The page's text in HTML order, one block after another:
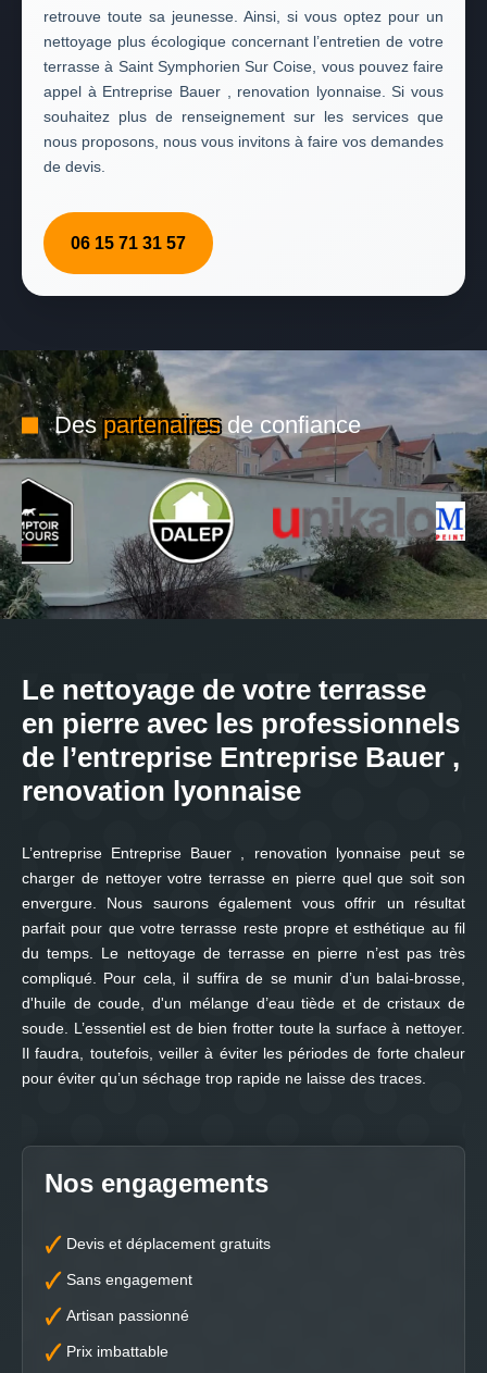
retrouve toute sa jeunesse. Ainsi, si vous optez pour un
nettoyage plus écologique concernant l’entretien de votre
terrasse à Saint Symphorien Sur Coise, vous pouvez faire
appel à Entreprise Bauer , renovation lyonnaise. Si vous
souhaitez plus de renseignement sur les services que
nous proposons, nous vous invitons à faire vos demandes
de devis.
06 15 71 31 57
Despartenairesde confiance
Le nettoyage de votre terrasse
en pierre avec les professionnels
de l’entreprise Entreprise Bauer ,
renovation lyonnaise
L’entreprise Entreprise Bauer , renovation lyonnaise peut se
charger de nettoyer votre terrasse en pierre quel que soit son
envergure. Nous saurons également vous offrir un résultat
parfait pour que votre terrasse reste propre et esthétique au fil
du temps. Le nettoyage de terrasse en pierre n’est pas très
compliqué. Pour cela, il suffira de se munir d’un balai-brosse,
d'huile de coude, d'un mélange d’eau tiède et de cristaux de
soude. L’essentiel est de bien frotter toute la surface à nettoyer.
Il faudra, toutefois, veiller à éviter les périodes de forte chaleur
pour éviter qu’un séchage trop rapide ne laisse des traces.
Nos engagements
Devis et déplacement gratuits
Sans engagement
Artisan passionné
Prix imbattable